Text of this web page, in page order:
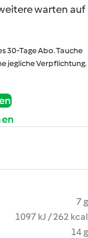
warten auf
30-Tage Abo. Tauche
jegliche Verpflichtung.
7 g
1097 kJ / 262 kcal
14 g